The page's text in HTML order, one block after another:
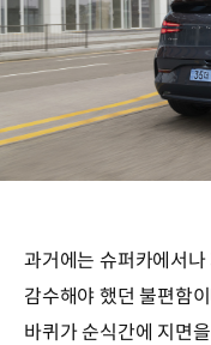
과거에는 슈퍼카에서나
감수해야 했던 불편함
바퀴가 순식간에 지면